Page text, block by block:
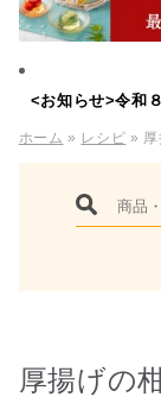
<お知らせ>令和
ホーム » レシピ » 厚
厚揚げの